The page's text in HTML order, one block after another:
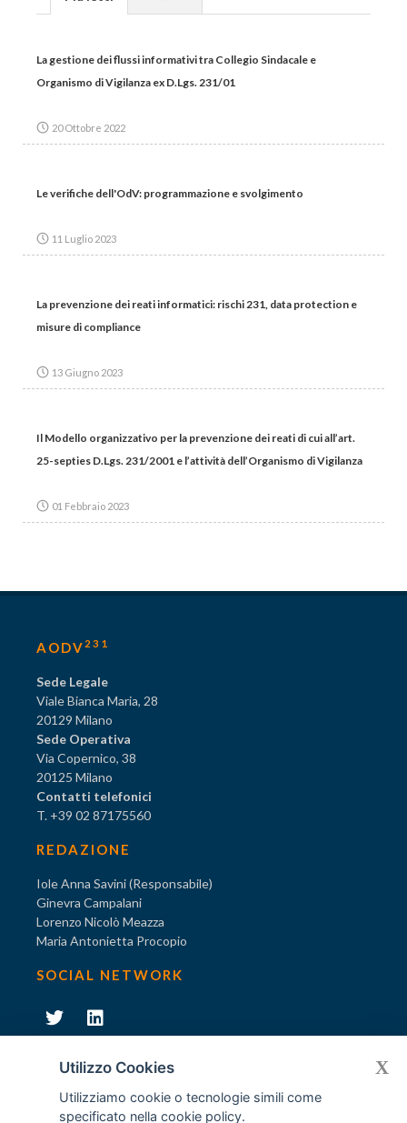
La gestione dei flussi informativi tra Collegio Sindacale e
Organismo di Vigilanza ex D.Lgs. 231/01
20 Ottobre 2022
Le verifiche dell'OdV: programmazione e svolgimento
11 Luglio 2023
La prevenzione dei reati informatici: rischi 231, data protection e
misure di compliance
13 Giugno 2023
Il Modello organizzativo per la prevenzione dei reati di cui all’art.
25-septies D.Lgs. 231/2001 e l’attività dell’Organismo di Vigilanza
01 Febbraio 2023
AODV 231
Sede Legale
Viale Bianca Maria, 28
20129 Milano
Sede Operativa
Via Copernico, 38
20125 Milano
Contatti telefonici
T. +39 02 87175560
REDAZIONE
Iole Anna Savini (Responsabile)
Ginevra Campalani
Lorenzo Nicolò Meazza
Maria Antonietta Procopio
SOCIAL NETWORK
Diventa socio di AODV
Utilizzo Cookies
Utilizziamo cookie o tecnologie simili come
specificato nellacookie policy.
X